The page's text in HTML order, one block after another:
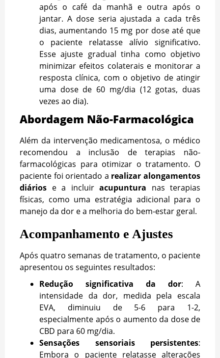
após o café da manhã e outra após o
jantar. A dose seria ajustada a cada três
dias, aumentando 15 mg por dose até que
o paciente relatasse alívio significativo.
Esse ajuste gradual tinha como objetivo
minimizar efeitos colaterais e monitorar a
resposta clínica, com o objetivo de atingir
uma dose de 60 mg/dia (12 gotas, duas
vezes ao dia).
Abordagem Não-Farmacológica
Além da intervenção medicamentosa, o médico
recomendou a inclusão de terapias não-
farmacológicas para otimizar o tratamento. O
paciente foi orientado a realizar alongamentos
diários e a incluir acupuntura nas terapias
físicas, como uma estratégia adicional para o
manejo da dor e a melhoria do bem-estar geral.
Acompanhamento e Ajustes
Após quatro semanas de tratamento, o paciente
apresentou os seguintes resultados:
Redução significativa da dor: A
intensidade da dor, medida pela escala
EVA, diminuiu de 5-6 para 1-2,
especialmente após o aumento da dose de
CBD para 60 mg/dia.
Sensações sensoriais persistentes:
Embora o paciente relatasse alterações